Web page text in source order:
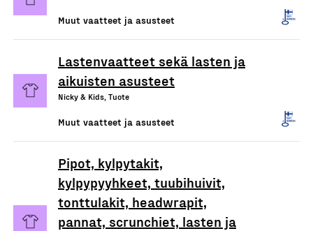
Muut vaatteet ja asusteet
Lastenvaatteet sekä lasten ja
aikuisten asusteet
Nicky & Kids, Tuote
Muut vaatteet ja asusteet
Pipot, kylpytakit,
kylpypyyhkeet, tuubihuivit,
tonttulakit, headwrapit,
pannat, scrunchiet, lasten ja